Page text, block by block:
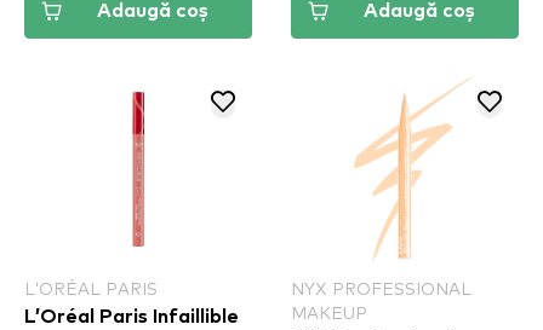
Adaugă coș Adaugă coș
L’ORÉAL PARIS
L’Oréal Paris Infaillible
NYX PROFESSIONAL
MAKEUP